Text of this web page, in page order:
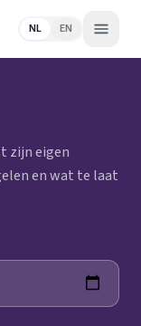
NL EN
zijn eigen
en wat te laat